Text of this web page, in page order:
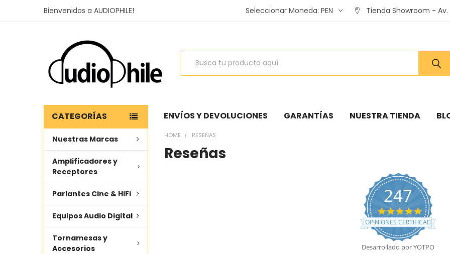
Bienvenidos a AUDIOPHILE! Seleccionar Moneda:PEN Tienda Showroom - Av.
Buscar
ENVÍOS Y DEVOLUCIONES GARANTÍAS NUESTRA TIENDA
CATEGORÍAS
Nuestras Marcas
Amplificadores y
Receptores
Parlantes Cine & HiFi
Equipos Audio Digital
Tornamesas y
Accesorios
HOME RESEÑAS
Reseñas
247
4.8
star
rating
OPINIONES CERTIFICADAS
Desarrollado por YOTPO